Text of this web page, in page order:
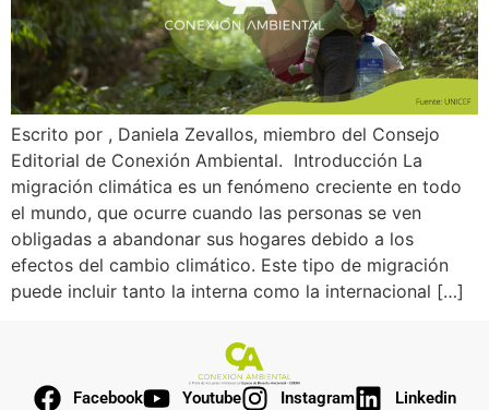
Escrito por , Daniela Zevallos, miembro del Consejo
Editorial de Conexión Ambiental. Introducción La
migración climática es un fenómeno creciente en todo
el mundo, que ocurre cuando las personas se ven
obligadas a abandonar sus hogares debido a los
efectos del cambio climático. Este tipo de migración
puede incluir tanto la interna como la internacional […]
Facebook Youtube Instagram Linkedin